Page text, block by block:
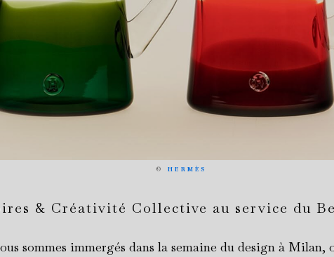
© HERMÈS
& Créativité Collective au service du
sommes immergés dans la semaine du design à Milan,